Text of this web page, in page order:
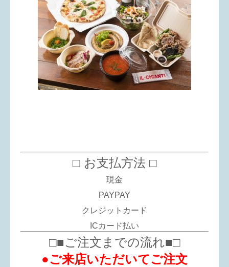
□ お支払方法 □
現金
PAYPAY
クレジットカード
ICカード払い
□■ご注文までの流れ■□
●ご来店いただいてご注文